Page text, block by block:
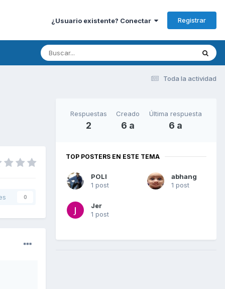
¿Usuario existente? Conectar Registrar
Toda la actividad
0
Respuestas
2
Creado
6 a
Última respuesta
6 a
TOP POSTERS EN ESTE TEMA
POLI
1 post
abhang
1 post
Jer
1 post